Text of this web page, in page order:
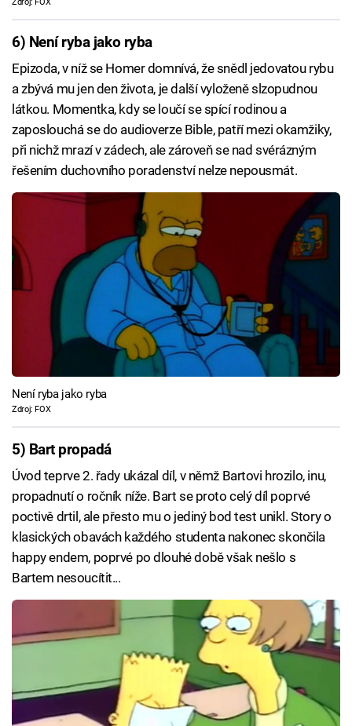
Zdroj: FOX
6) Není ryba jako ryba
Epizoda, v níž se Homer domnívá, že snědl jedovatou rybu
a zbývá mu jen den života, je další vyloženě slzopudnou
látkou. Momentka, kdy se loučí se spící rodinou a
zaposlouchá se do audioverze Bible, patří mezi okamžiky,
při nichž mrazí v zádech, ale zároveň se nad svérázným
řešením duchovního poradenství nelze nepousmát.
Není ryba jako ryba
Zdroj: FOX
5) Bart propadá
Úvod teprve 2. řady ukázal díl, v němž Bartovi hrozilo, inu,
propadnutí o ročník níže. Bart se proto celý díl poprvé
poctivě drtil, ale přesto mu o jediný bod test unikl. Story o
klasických obavách každého studenta nakonec skončila
happy endem, poprvé po dlouhé době však nešlo s
Bartem nesoucítit...